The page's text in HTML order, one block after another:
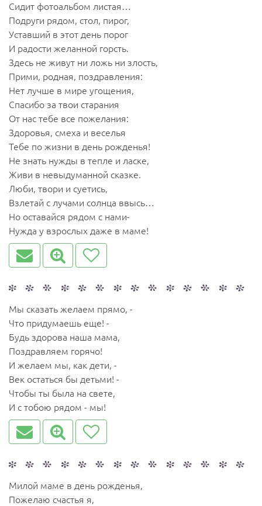
Сидит фотоальбом листая…
Подруги рядом, стол, пирог,
Уставший в этот день порог
И радости желанной горсть.
Здесь не живут ни ложь ни злость,
Прими, родная, поздравления:
Нет лучше в мире угощения,
Спасибо за твои старания
От нас тебе все пожелания:
Здоровья, смеха и веселья
Тебе по жизни в день рожденья!
Не знать нужды в тепле и ласке,
Живи в невыдуманной сказке.
Люби, твори и суетись,
Взлетай с лучами солнца ввысь…
Но оставайся рядом с нами-
Нужда у взрослых даже в маме!
Мы сказать желаем прямо, -
Что придумаешь еще! -
Будь здорова наша мама,
Поздравляем горячо!
И желаем мы, как дети, -
Век остаться бы детьми! -
Чтобы ты была на свете,
И с тобою рядом - мы!
Милой маме в день рожденья,
Пожелаю счастья я,